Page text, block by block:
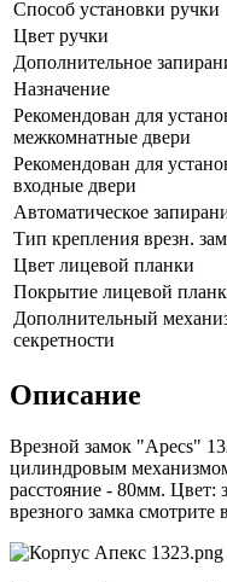
Способ установки ручки
Цвет ручки
Дополнительное
Назначение
Рекомендован для
межкомнатные двери
Рекомендован для
входные двери
Автоматическое
Тип крепления врезн.
Цвет лицевой планки
Покрытие лицевой
Дополнительный
секретности
Описание
Врезной замок "Apecs"
цилиндровым
расстояние - 80мм. Цвет:
врезного замка смотрите